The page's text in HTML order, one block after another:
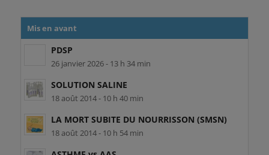
Mis en avant
PDSP
26 janvier 2026 - 13 h 34 min
SOLUTION SALINE
18 août 2014 - 10 h 40 min
LA MORT SUBITE DU NOURRISSON (SMSN)
18 août 2014 - 10 h 54 min